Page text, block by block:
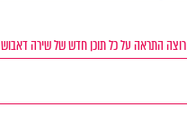
רוצה התראה על כל תוכן חדש של שירה